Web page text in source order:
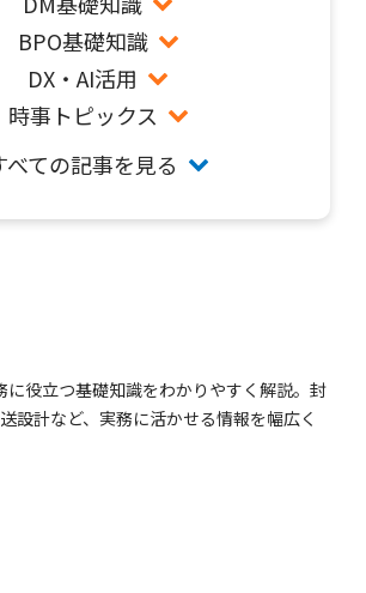
BPO基礎知識
DX・AI活用
時事トピックス
べての記事を見る
に役立つ基礎知識をわかりやすく解説。封
設計など、実務に活かせる情報を幅広く